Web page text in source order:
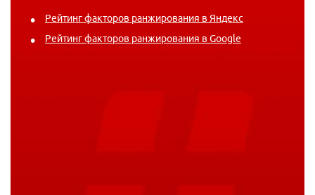
Рейтинг факторов ранжирования в Яндекс
Рейтинг факторов ранжирования в Google